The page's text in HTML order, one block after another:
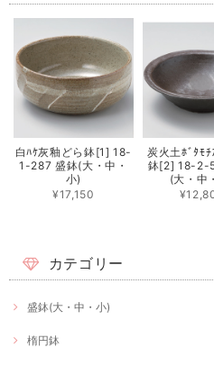
白ﾊｹ灰釉どら鉢[1] 18-
1-287 盛鉢(大・中・
小)
¥17,150
炭火土ﾎﾞﾀﾓ
鉢[2] 18-2-
(大・中
カテゴリー
盛鉢(大・中・小)
楕円鉢